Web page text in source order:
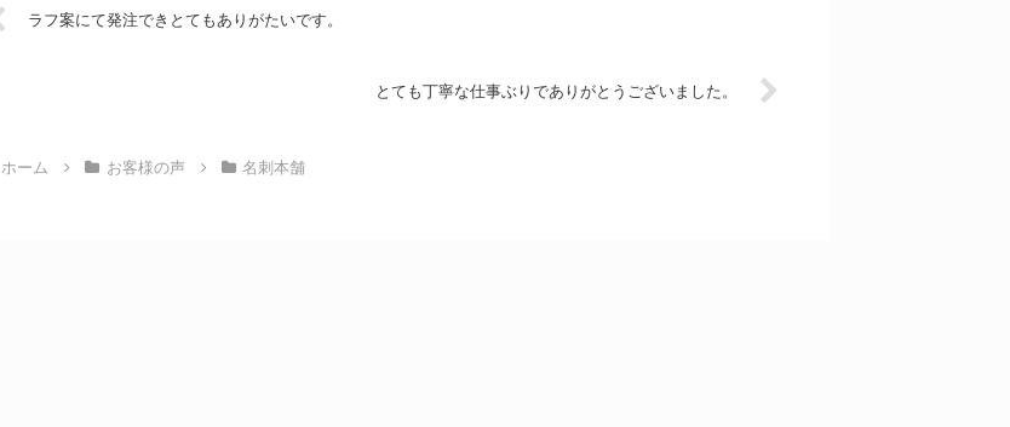
ラフ案にて発注できとてもありがたいです。
とても丁寧な仕事ぶりでありがとうございました。
ホーム お客様の声 名刺本舗